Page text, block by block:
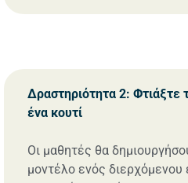
Δραστηριότητα 2: Φτιάξτε
ένα κουτί
Οι μαθητές θα
μοντέλο ενός